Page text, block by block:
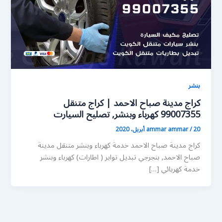
بنشر
كراج مدينة صباح الاحمد | كراج متنقل
99007355 كهرباء وبنشر, تصليح السيارت
ammar ammar/20 أبريل، 2020
كراج مدينة صباح الاحمد خدمة كهرباء وبنشر متنقل مدينة
صباح الاحمد, بنجرجي تبديل تواير ( اطارات) كهرباء وبنشر
خدمة كهربائي […]